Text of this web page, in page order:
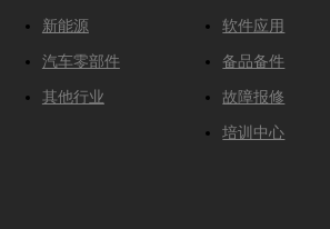
新能源
汽车零部件
其他行业
软件应用
备品备件
故障报修
培训中心